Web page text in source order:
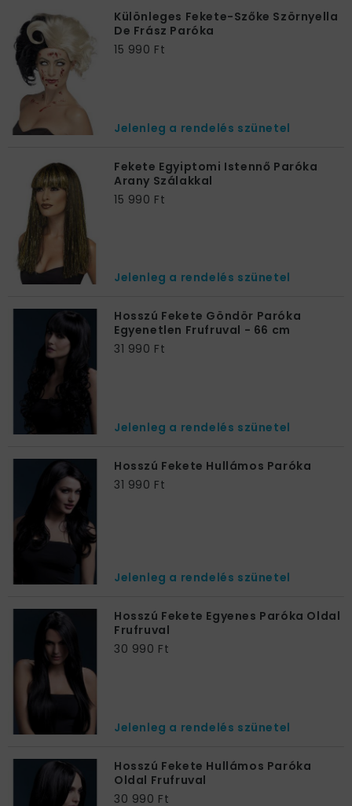
Különleges Fekete-Szőke Szörnyella
De Frász Paróka
15 990 Ft
Jelenleg a rendelés szünetel
Fekete Egyiptomi Istennő Paróka
Arany Szálakkal
15 990 Ft
Jelenleg a rendelés szünetel
Hosszú Fekete Göndör Paróka
Egyenetlen Frufruval - 66 cm
31 990 Ft
Jelenleg a rendelés szünetel
Hosszú Fekete Hullámos Paróka
31 990 Ft
Jelenleg a rendelés szünetel
Hosszú Fekete Egyenes Paróka Oldal
Frufruval
30 990 Ft
Jelenleg a rendelés szünetel
Hosszú Fekete Hullámos Paróka
Oldal Frufruval
30 990 Ft